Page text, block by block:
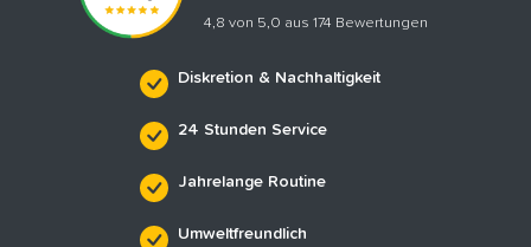
4,8 von 5,0 aus 174 Bewertungen
Diskretion & Nachhaltigkeit
24 Stunden Service
Jahrelange Routine
Umweltfreundlich